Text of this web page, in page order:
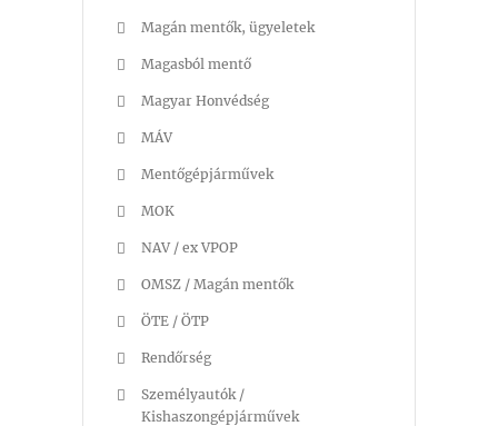
Magán mentők, ügyeletek
Magasból mentő
Magyar Honvédség
MÁV
Mentőgépjárművek
MOK
NAV / ex VPOP
OMSZ / Magán mentők
ÖTE / ÖTP
Rendőrség
Személyautók /
Kishaszongépjárművek